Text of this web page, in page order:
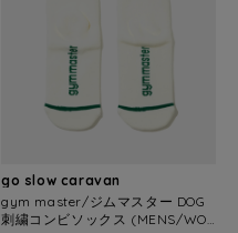
go slow caravan
gym master/ジムマスター DOG
刺繍コンビソックス (MENS/WO